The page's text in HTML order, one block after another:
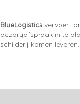
BlueLogistics vervoert
bezorgafspraak in te
schilderij komen